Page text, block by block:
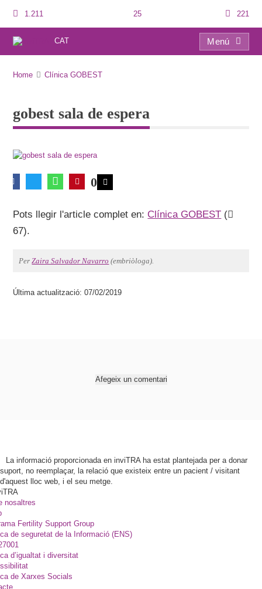
1.211 25 221
CAT
Menú
Home Clínica GOBEST
gobest sala de espera
0
Pots llegir l'article complet en: Clínica GOBEST (
67).
PerZaira Salvador Navarro (embriòloga).
Última actualització: 07/02/2019
Afegeix un comentari
La informació proporcionada en inviTRA ha estat plantejada per a donar
suport, no reemplaçar, la relació que existeix entre un pacient / visitant
d'aquest lloc web, i el seu metge.
nosaltres
Fertility Support Group
de seguretat de la Informació (ENS)
d’igualtat i diversitat
de Xarxes Socials